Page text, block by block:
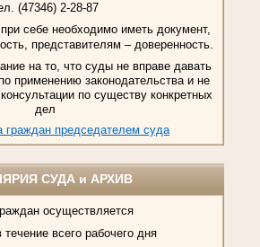
(47346) 2-28-87
себе необходимо иметь документ,
представителям – доверенность.
на то, что суды не вправе давать
применению законодательства и не
по существу конкретных
дел
граждан председателем суда
СУДА и АРХИВ
осуществляется
всего рабочего дня